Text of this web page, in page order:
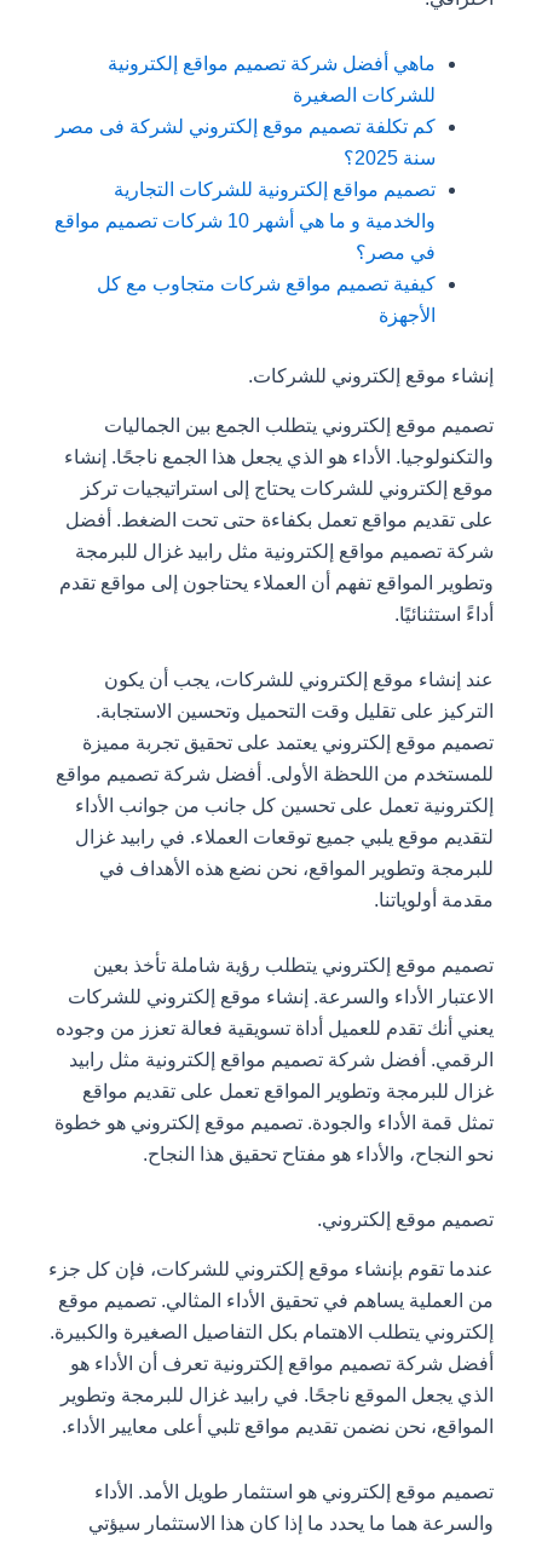
ماهي أفضل شركة تصميم مواقع إلكترونية
للشركات الصغيرة
كم تكلفة تصميم موقع إلكتروني لشركة فى مصر
سنة 2025؟
تصميم مواقع إلكترونية للشركات التجارية
والخدمية و ما هي أشهر 10 شركات تصميم مواقع
في مصر؟
كيفية تصميم مواقع شركات متجاوب مع كل
الأجهزة
إنشاء موقع إلكتروني للشركات.
تصميم موقع إلكتروني يتطلب الجمع بين الجماليات
والتكنولوجيا. الأداء هو الذي يجعل هذا الجمع ناجحًا. إنشاء
موقع إلكتروني للشركات يحتاج إلى استراتيجيات تركز
على تقديم مواقع تعمل بكفاءة حتى تحت الضغط. أفضل
شركة تصميم مواقع إلكترونية مثل رابيد غزال للبرمجة
وتطوير المواقع تفهم أن العملاء يحتاجون إلى مواقع تقدم
أداءً استثنائيًا.
عند إنشاء موقع إلكتروني للشركات، يجب أن يكون
التركيز على تقليل وقت التحميل وتحسين الاستجابة.
تصميم موقع إلكتروني يعتمد على تحقيق تجربة مميزة
للمستخدم من اللحظة الأولى. أفضل شركة تصميم مواقع
إلكترونية تعمل على تحسين كل جانب من جوانب الأداء
لتقديم موقع يلبي جميع توقعات العملاء. في رابيد غزال
للبرمجة وتطوير المواقع، نحن نضع هذه الأهداف في
مقدمة أولوياتنا.
تصميم موقع إلكتروني يتطلب رؤية شاملة تأخذ بعين
الاعتبار الأداء والسرعة. إنشاء موقع إلكتروني للشركات
يعني أنك تقدم للعميل أداة تسويقية فعالة تعزز من وجوده
الرقمي. أفضل شركة تصميم مواقع إلكترونية مثل رابيد
غزال للبرمجة وتطوير المواقع تعمل على تقديم مواقع
تمثل قمة الأداء والجودة. تصميم موقع إلكتروني هو خطوة
نحو النجاح، والأداء هو مفتاح تحقيق هذا النجاح.
تصميم موقع إلكتروني.
عندما تقوم بإنشاء موقع إلكتروني للشركات، فإن كل جزء
من العملية يساهم في تحقيق الأداء المثالي. تصميم موقع
إلكتروني يتطلب الاهتمام بكل التفاصيل الصغيرة والكبيرة.
أفضل شركة تصميم مواقع إلكترونية تعرف أن الأداء هو
الذي يجعل الموقع ناجحًا. في رابيد غزال للبرمجة وتطوير
المواقع، نحن نضمن تقديم مواقع تلبي أعلى معايير الأداء.
تصميم موقع إلكتروني هو استثمار طويل الأمد. الأداء
والسرعة هما ما يحدد ما إذا كان هذا الاستثمار سيؤتي